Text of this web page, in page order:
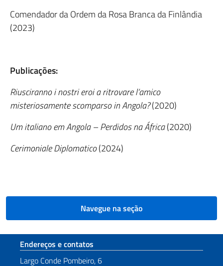
Comendador da Ordem da Rosa Branca da Finlândia
(2023)
Publicações:
Riusciranno i nostri eroi a ritrovare l’amico
misteriosamente scomparso in Angola?(2020)
Um italiano em Angola – Perdidos na África(2020)
Cerimoniale Diplomatico(2024)
Navegue na seção
Seção de rodapé
Endereços e contatos
Largo Conde Pombeiro, 6